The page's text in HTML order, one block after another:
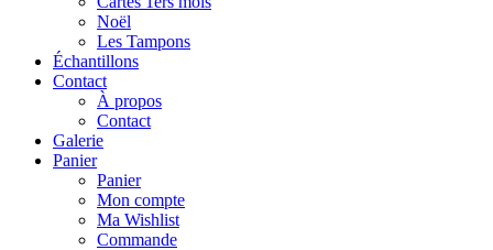
Noël
Les Tampons
Échantillons
Contact
À propos
Contact
Galerie
Panier
Panier
Mon compte
Ma Wishlist
Commande